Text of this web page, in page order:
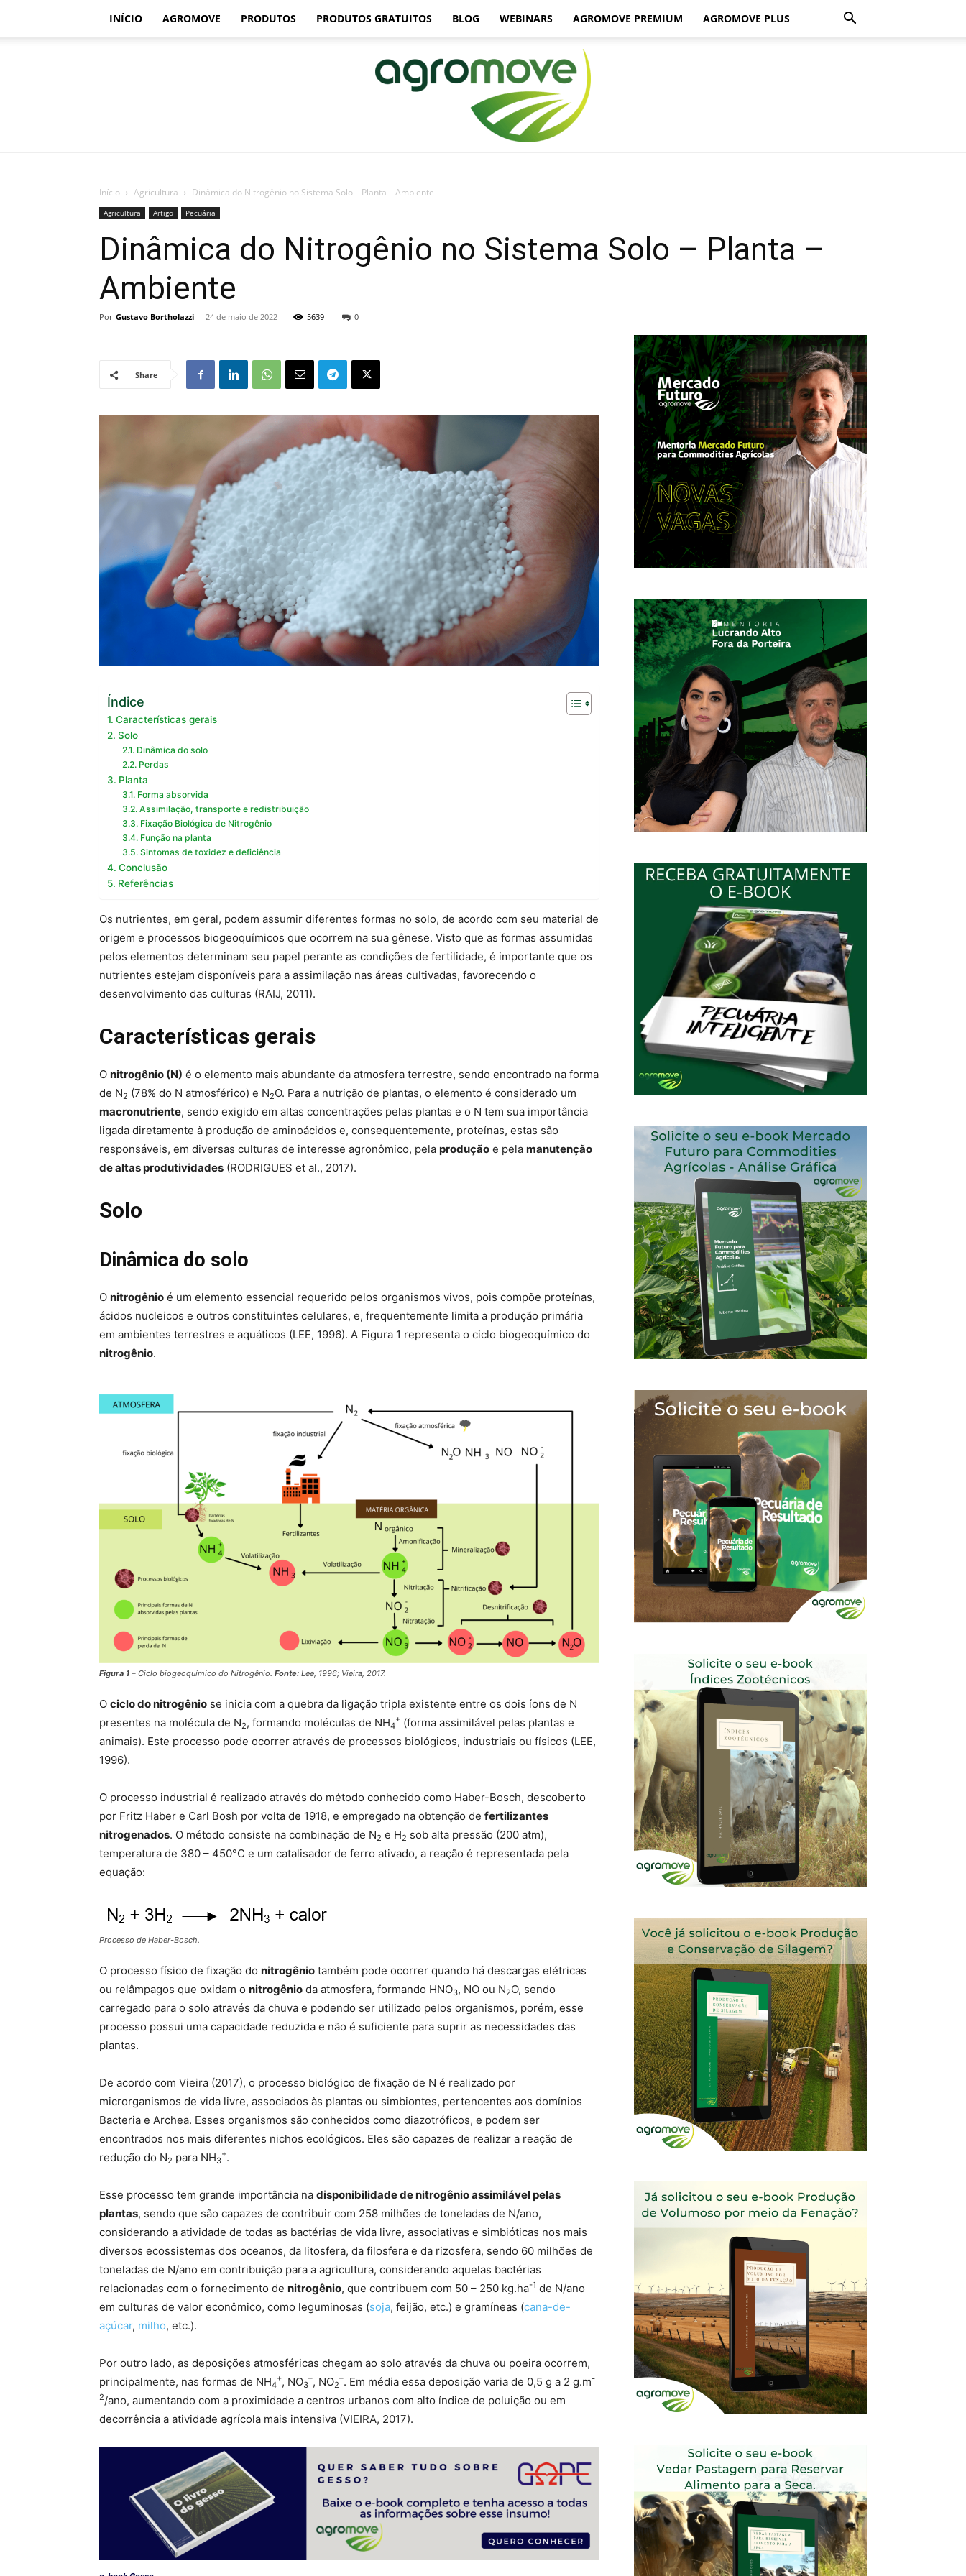
INÍCIO AGROMOVE PRODUTOS PRODUTOS GRATUITOS BLOG WEBINARS AGROMOVE PREMIUM AGROMOVE PLUS
Início Agricultura Dinâmica do Nitrogênio no Sistema Solo – Planta – Ambiente
Agricultura Artigo Pecuária
Dinâmica do Nitrogênio no Sistema Solo – Planta –
Ambiente
Por Gustavo Bortholazzi - 24 de maio de 2022 5639 0
Share
Índice
Características gerais
Solo
Dinâmica do solo
Perdas
Planta
Forma absorvida
Assimilação, transporte e redistribuição
Fixação Biológica de Nitrogênio
Função na planta
Sintomas de toxidez e deficiência
Conclusão
Referências
Os nutrientes, em geral, podem assumir diferentes formas no solo, de acordo com seu material de
origem e processos biogeoquímicos que ocorrem na sua gênese. Visto que as formas assumidas
pelos elementos determinam seu papel perante as condições de fertilidade, é importante que os
nutrientes estejam disponíveis para a assimilação nas áreas cultivadas, favorecendo o
desenvolvimento das culturas (RAIJ, 2011).
Características gerais
O nitrogênio (N) é o elemento mais abundante da atmosfera terrestre, sendo encontrado na forma
de N2 (78% do N atmosférico) e N2O. Para a nutrição de plantas, o elemento é considerado um
macronutriente, sendo exigido em altas concentrações pelas plantas e o N tem sua importância
ligada diretamente à produção de aminoácidos e, consequentemente, proteínas, estas são
responsáveis, em diversas culturas de interesse agronômico, pela produção e pela manutenção
de altas produtividades (RODRIGUES et al., 2017).
Solo
Dinâmica do solo
O nitrogênio é um elemento essencial requerido pelos organismos vivos, pois compõe proteínas,
ácidos nucleicos e outros constituintes celulares, e, frequentemente limita a produção primária
em ambientes terrestres e aquáticos (LEE, 1996). A Figura 1 representa o ciclo biogeoquímico do
nitrogênio.
Figura 1 – Ciclo biogeoquímico do Nitrogênio. Fonte: Lee, 1996; Vieira, 2017.
O ciclo do nitrogênio se inicia com a quebra da ligação tripla existente entre os dois íons de N
presentes na molécula de N2, formando moléculas de NH4
+ (forma assimilável pelas plantas e
animais). Este processo pode ocorrer através de processos biológicos, industriais ou físicos (LEE,
1996).
O processo industrial é realizado através do método conhecido como Haber-Bosch, descoberto
por Fritz Haber e Carl Bosh por volta de 1918, e empregado na obtenção de fertilizantes
nitrogenados. O método consiste na combinação de N2 e H2 sob alta pressão (200 atm),
temperatura de 380 – 450°C e um catalisador de ferro ativado, a reação é representada pela
equação:
Processo de Haber-Bosch.
O processo físico de fixação do nitrogênio também pode ocorrer quando há descargas elétricas
ou relâmpagos que oxidam o nitrogênio da atmosfera, formando HNO3, NO ou N2O, sendo
carregado para o solo através da chuva e podendo ser utilizado pelos organismos, porém, esse
processo possui uma capacidade reduzida e não é suficiente para suprir as necessidades das
plantas.
De acordo com Vieira (2017), o processo biológico de fixação de N é realizado por
microrganismos de vida livre, associados às plantas ou simbiontes, pertencentes aos domínios
Bacteria e Archea. Esses organismos são conhecidos como diazotróficos, e podem ser
encontrados nos mais diferentes nichos ecológicos. Eles são capazes de realizar a reação de
redução do N2 para NH3
+.
Esse processo tem grande importância na disponibilidade de nitrogênio assimilável pelas
plantas, sendo que são capazes de contribuir com 258 milhões de toneladas de N/ano,
considerando a atividade de todas as bactérias de vida livre, associativas e simbióticas nos mais
diversos ecossistemas dos oceanos, da litosfera, da filosfera e da rizosfera, sendo 60 milhões de
toneladas de N/ano em contribuição para a agricultura, considerando aquelas bactérias
relacionadas com o fornecimento de nitrogênio, que contribuem com 50 – 250 kg.ha-1 de N/ano
em culturas de valor econômico, como leguminosas (soja, feijão, etc.) e gramíneas (cana-de-
açúcar, milho, etc.).
Por outro lado, as deposições atmosféricas chegam ao solo através da chuva ou poeira ocorrem,
principalmente, nas formas de NH4
+, NO3
–, NO2
–. Em média essa deposição varia de 0,5 g a 2 g.m-
2/ano, aumentando com a proximidade a centros urbanos com alto índice de poluição ou em
decorrência a atividade agrícola mais intensiva (VIEIRA, 2017).